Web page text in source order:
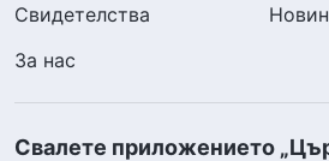
Свидетелства
За нас
Свалете приложението